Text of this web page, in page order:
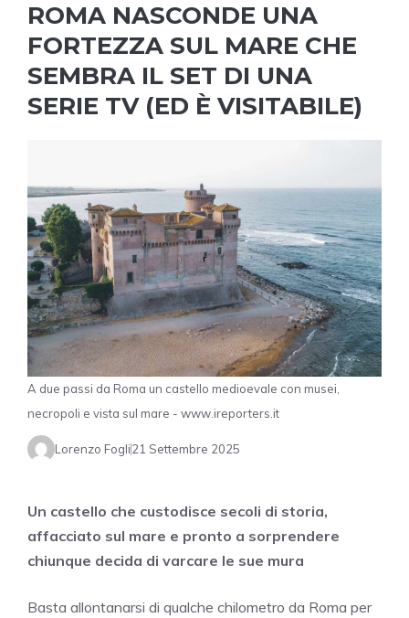
ROMA NASCONDE UNA
FORTEZZA SUL MARE CHE
SEMBRA IL SET DI UNA
SERIE TV (ED È VISITABILE)
A due passi da Roma un castello medioevale con musei,
necropoli e vista sul mare - www.ireporters.it
Lorenzo Fogli21 Settembre 2025
Un castello che custodisce secoli di storia,
affacciato sul mare e pronto a sorprendere
chiunque decida di varcare le sue mura
Basta allontanarsi di qualche chilometro da Roma per